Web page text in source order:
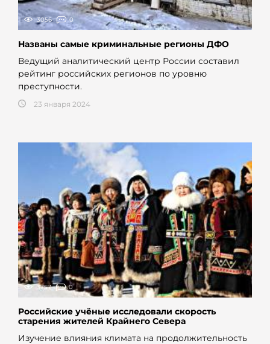
3056 0
Названы самые криминальные регионы ДФО
Ведущий аналитический центр России составил
рейтинг российских регионов по уровню
преступности.
23 января 2024
3757 0
Российские учёные исследовали скорость
старения жителей Крайнего Севера
Изучение влияния климата на продолжительность